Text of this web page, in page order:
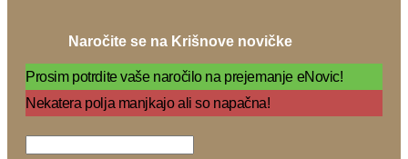
Naročite se na Krišnove novičke
Prosim potrdite vaše naročilo na prejemanje eNovic!
Nekatera polja manjkajo ali so napačna!